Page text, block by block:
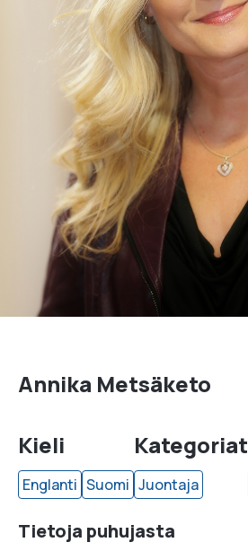
Annika Metsäketo
Kieli
Englanti Suomi
Kategoriat
Juontaja
Tietoja puhujasta